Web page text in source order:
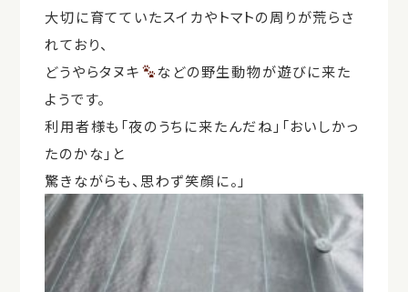
大切に育てていたスイカやトマトの周りが荒らさ
れており、
どうやらタヌキ
などの野生動物が遊びに来た
ようです。
利用者様も「夜のうちに来たんだね」「おいしかっ
たのかな」と
驚きながらも、思わず笑顔に。」